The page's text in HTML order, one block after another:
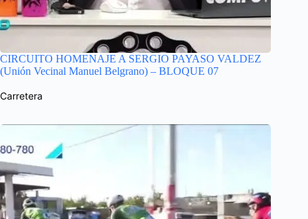
CIRCUITO HOMENAJE A SERGIO PAYASO VALDEZ
(Unión Vecinal Manuel Belgrano) – BLOQUE 07
Carretera